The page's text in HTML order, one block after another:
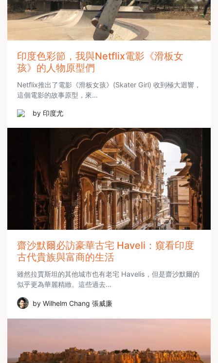
印度色彩節，我與Netflix電影《滑板女
孩》的人物原型們
Netflix推出了電影《滑板女孩》(Skater Girl) 收到極大迴響，
這個電影的故事原型，來…
by 印度尤
齋沙默爾必訪豪華古宅 Haveli：窺看印度
古代貴族與富商的生活
雖然拉賈斯坦的其他城市也有老宅 Havelis，但是齋沙默爾的
似乎更為華麗精緻。這些過去…
by Wilhelm Chang 張威廉